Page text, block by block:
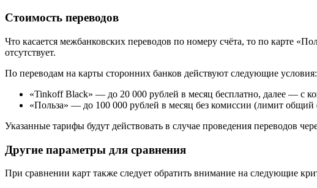
Стоимость переводов
Что касается межбанковских переводов по номеру счёта, то по карте
отсутствует.
По переводам на карты сторонних банков действуют следующие условия:
«Tinkoff Black» — до 20 000 рублей в месяц бесплатно, далее — с
«Польза» — до 100 000 рублей в месяц без комиссии (лимит
Указанные тарифы будут действовать в случае проведения переводов
Другие параметры для сравнения
При сравнении карт также следует обратить внимание на следующие